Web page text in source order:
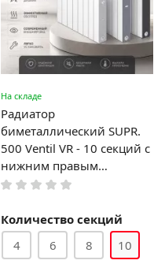
На складе
Радиатор
биметаллический SUPR.
500 Ventil VR - 10 секций c
нижним правым
подключением
Количество секций
4
6 8 10